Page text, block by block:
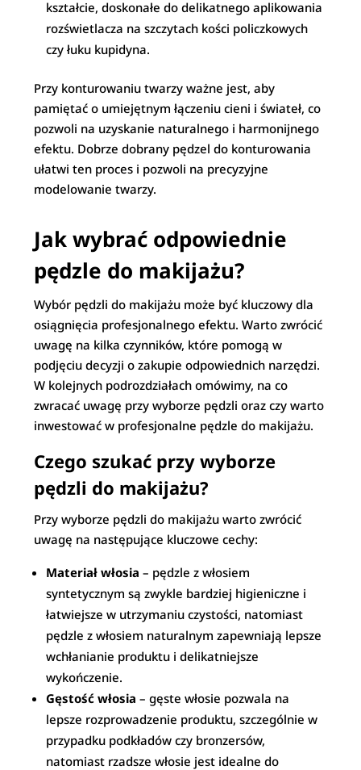
kształcie, doskonałe do delikatnego aplikowania
rozświetlacza na szczytach kości policzkowych
czy łuku kupidyna.
Przy konturowaniu twarzy ważne jest, aby
pamiętać o umiejętnym łączeniu cieni i świateł, co
pozwoli na uzyskanie naturalnego i harmonijnego
efektu. Dobrze dobrany pędzel do konturowania
ułatwi ten proces i pozwoli na precyzyjne
modelowanie twarzy.
Jak wybrać odpowiednie
pędzle do makijażu?
Wybór pędzli do makijażu może być kluczowy dla
osiągnięcia profesjonalnego efektu. Warto zwrócić
uwagę na kilka czynników, które pomogą w
podjęciu decyzji o zakupie odpowiednich narzędzi.
W kolejnych podrozdziałach omówimy, na co
zwracać uwagę przy wyborze pędzli oraz czy warto
inwestować w profesjonalne pędzle do makijażu.
Czego szukać przy wyborze
pędzli do makijażu?
Przy wyborze pędzli do makijażu warto zwrócić
uwagę na następujące kluczowe cechy:
Materiał włosia – pędzle z włosiem
syntetycznym są zwykle bardziej higieniczne i
łatwiejsze w utrzymaniu czystości, natomiast
pędzle z włosiem naturalnym zapewniają lepsze
wchłanianie produktu i delikatniejsze
wykończenie.
Gęstość włosia – gęste włosie pozwala na
lepsze rozprowadzenie produktu, szczególnie w
przypadku podkładów czy bronzersów,
natomiast rzadsze włosie jest idealne do